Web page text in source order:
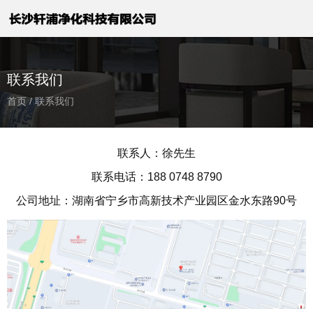
联系我们
首页/联系我们
联系人：徐先生
联系电话：188 0748 8790
公司地址：湖南省宁乡市高新技术产业园区金水东路90号